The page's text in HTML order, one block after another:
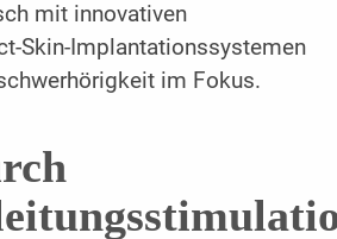
mit innovativen
Skin-Implantationssystemen
im Fokus.